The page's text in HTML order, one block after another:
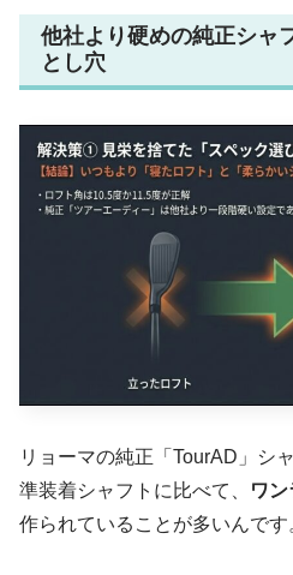
他社より硬めの純正シャ
とし穴
リョーマの純正「TourAD」シ
準装着シャフトに比べて、
ワン
作られていることが多いんです